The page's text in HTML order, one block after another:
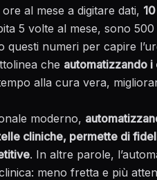
al mese a digitare dati,
5 volte al mese, sono
numeri per capire
che automatizzando i
alla cura vera,
moderno,
cliniche, permette di
. In altre parole,
meno fretta e più